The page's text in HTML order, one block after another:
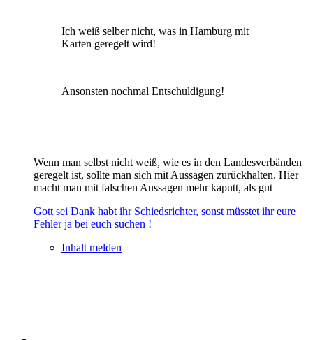
Ich weiß selber nicht, was in Hamburg mit
Karten geregelt wird!
Ansonsten nochmal Entschuldigung!
Wenn man selbst nicht weiß, wie es in den Landesverbänden
geregelt ist, sollte man sich mit Aussagen zurückhalten. Hier
macht man mit falschen Aussagen mehr kaputt, als gut
Gott sei Dank habt ihr Schiedsrichter, sonst müsstet ihr eure
Fehler ja bei euch suchen !
Inhalt melden